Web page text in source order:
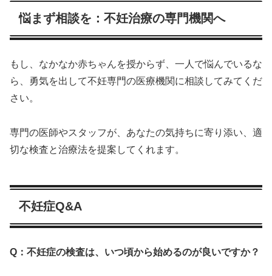
悩まず相談を：不妊治療の専門機関へ
もし、なかなか赤ちゃんを授からず、一人で悩んでいるな
ら、勇気を出して不妊専門の医療機関に相談してみてくだ
さい。
専門の医師やスタッフが、あなたの気持ちに寄り添い、適
切な検査と治療法を提案してくれます。
不妊症Q&A
Q：不妊症の検査は、いつ頃から始めるのが良いですか？